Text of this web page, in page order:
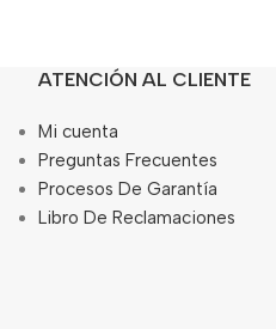
ATENCIÓN AL CLIENTE
Mi cuenta
Preguntas Frecuentes
Procesos De Garantía
Libro De Reclamaciones